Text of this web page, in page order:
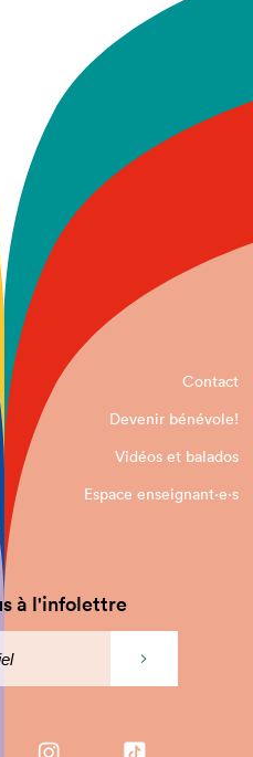
Contact
Devenir bénévole!
Vidéos et balados
Espace enseignant·e⋅s
à l'infolettre